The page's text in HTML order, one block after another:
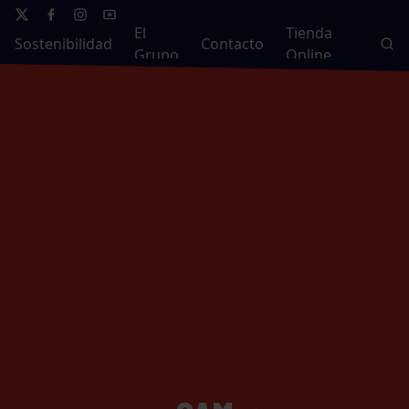
Sostenibilidad
El
Grupo
Contacto
Tienda
Online